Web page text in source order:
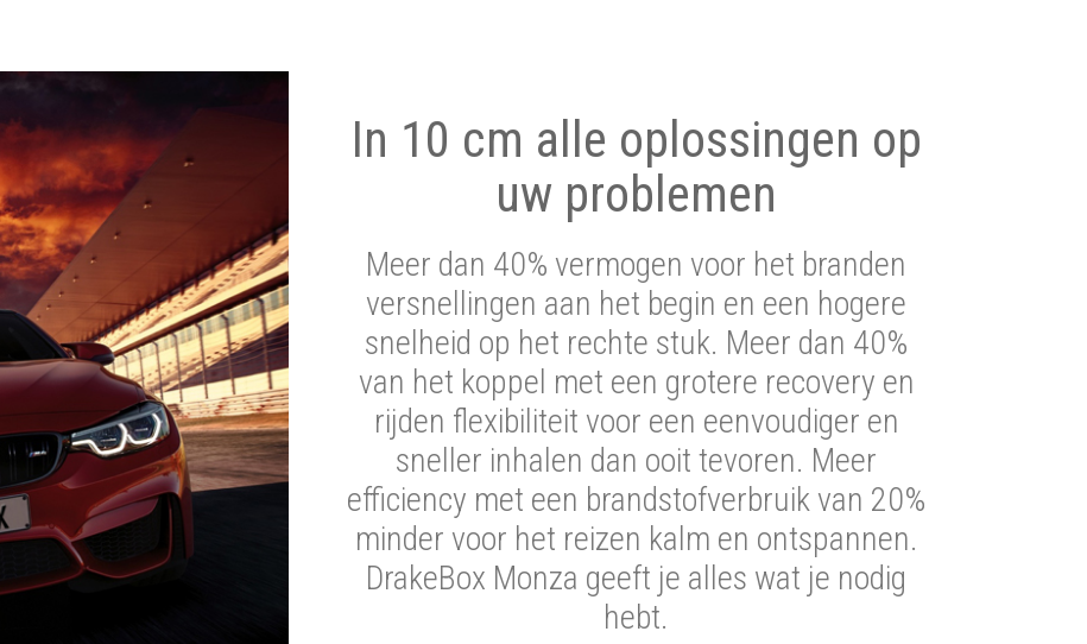
In 10 cm alle oplossingen op
uw problemen
Meer dan 40% vermogen voor het branden
versnellingen aan het begin en een hogere
snelheid op het rechte stuk. Meer dan 40%
van het koppel met een grotere recovery en
rijden flexibiliteit voor een eenvoudiger en
sneller inhalen dan ooit tevoren. Meer
efficiency met een brandstofverbruik van 20%
minder voor het reizen kalm en ontspannen.
DrakeBox Monza geeft je alles wat je nodig
hebt.